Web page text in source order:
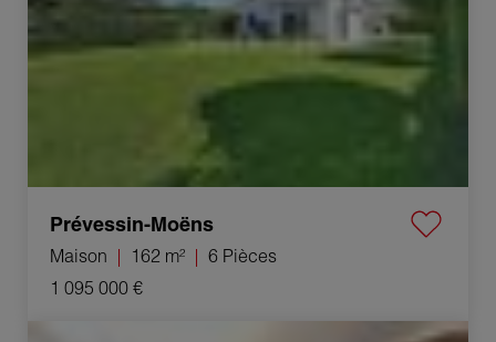
Prévessin-Moëns
Maison 162 m²
6 Pièces
1 095 000 €